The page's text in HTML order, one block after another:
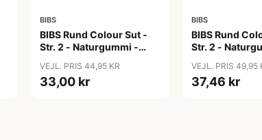
BIBS
BIBS Rund Colour Sut -
Str. 2 - Naturgummi -
VEJL. PRIS 44,95 KR
33,00 kr
BIBS
BIBS Rund
Str. 2 -
Blue/Dusty
VEJL. PRIS 49,95
37,46 kr